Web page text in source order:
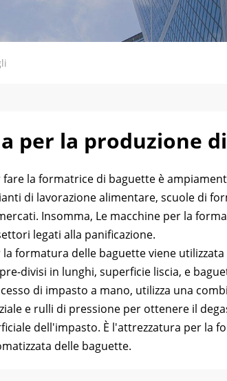
per la produzione
fare la formatrice di baguette è
di lavorazione alimentare, scuole di
Insomma, Le macchine per la
legati alla panificazione.
la formatura delle baguette viene
divisi in lunghi, superficie liscia, e
di impasto a mano, utilizza una
e rulli di pressione per ottenere il
dell'impasto. È l'attrezzatura per la
delle baguette.